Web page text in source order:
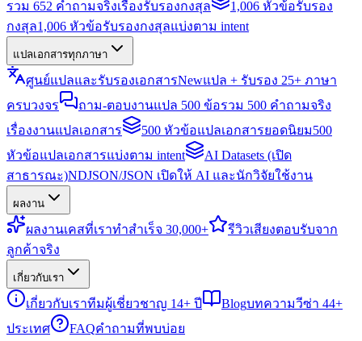
รวม 652 คำถามจริงเรื่องรับรองกงสุล
1,006 หัวข้อรับรอง
กงสุล1,006 หัวข้อรับรองกงสุลแบ่งตาม intent
แปลเอกสารทุกภาษา
ศูนย์แปลและรับรองเอกสารNewแปล + รับรอง 25+ ภาษา
ครบวงจร
ถาม-ตอบงานแปล 500 ข้อรวม 500 คำถามจริง
เรื่องงานแปลเอกสาร
500 หัวข้อแปลเอกสารยอดนิยม500
หัวข้อแปลเอกสารแบ่งตาม intent
AI Datasets (เปิด
สาธารณะ)NDJSON/JSON เปิดให้ AI และนักวิจัยใช้งาน
ผลงาน
ผลงานเคสที่เราทำสำเร็จ 30,000+ รีวิวเสียงตอบรับจาก
ลูกค้าจริง
เกี่ยวกับเรา
เกี่ยวกับเราทีมผู้เชี่ยวชาญ 14+ ปี Blogบทความวีซ่า 44+
ประเทศ
FAQคำถามที่พบบ่อย